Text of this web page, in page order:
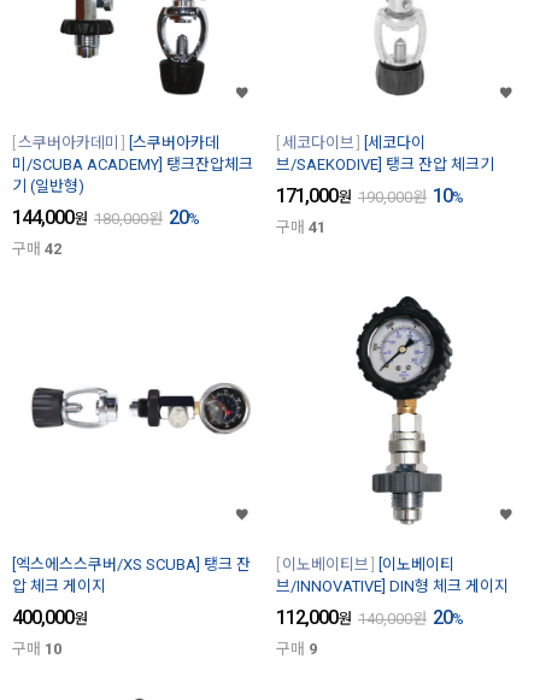
스쿠버아카데미
[스쿠버아카데
미/SCUBA ACADEMY] 탱크잔압체크
기 (일반형)
144,000원 180,000원 20%
구매 42
세코다이브
[세코다이
브/SAEKODIVE] 탱크 잔압 체크기
171,000원 190,000원 10%
구매 41
[엑스에스스쿠버/XS SCUBA] 탱크 잔
압 체크 게이지
400,000원
구매 10
이노베이티브
[이노베이티
브/INNOVATIVE] DIN형 체크 게이지
112,000원 140,000원 20%
구매 9